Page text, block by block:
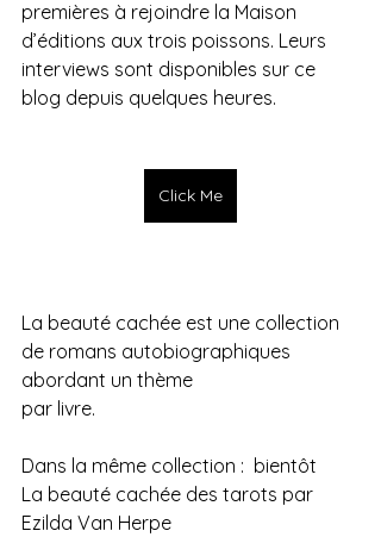
premières à rejoindre la Maison
d’éditions aux trois poissons. Leurs
interviews sont disponibles sur ce
blog depuis quelques heures.
Click Me
La beauté cachée est une collection
de romans autobiographiques
abordant un thème
par livre.
Dans la même collection :  bientôt
La beauté cachée des tarots par
Ezilda Van Herpe